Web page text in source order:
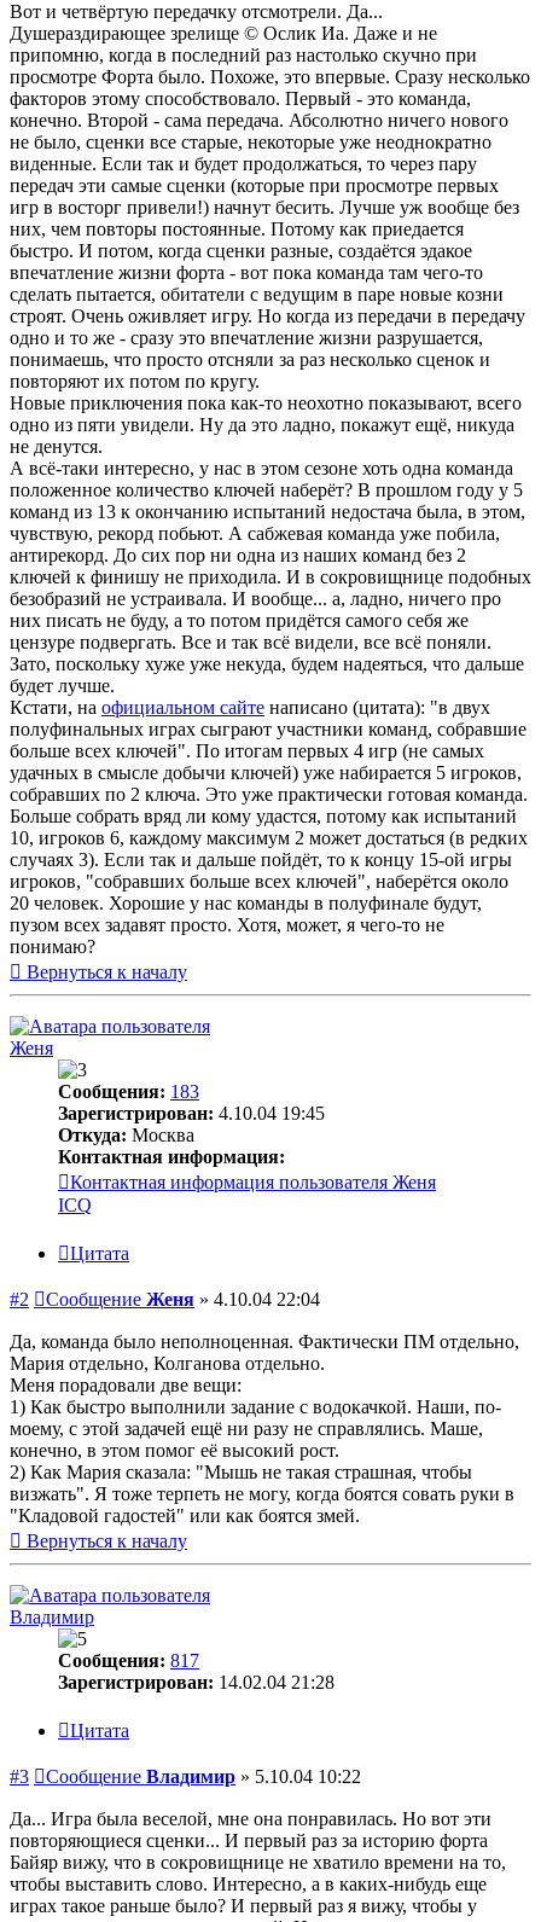
Вот и четвёртую передачку отсмотрели. Да...
Душераздирающее зрелище © Ослик Иа. Даже и не
припомню, когда в последний раз настолько скучно при
просмотре Форта было. Похоже, это впервые. Сразу несколько
факторов этому способствовало. Первый - это команда,
конечно. Второй - сама передача. Абсолютно ничего нового
не было, сценки все старые, некоторые уже неоднократно
виденные. Если так и будет продолжаться, то через пару
передач эти самые сценки (которые при просмотре первых
игр в восторг привели!) начнут бесить. Лучше уж вообще без
них, чем повторы постоянные. Потому как приедается
быстро. И потом, когда сценки разные, создаётся эдакое
впечатление жизни форта - вот пока команда там чего-то
сделать пытается, обитатели с ведущим в паре новые козни
строят. Очень оживляет игру. Но когда из передачи в передачу
одно и то же - сразу это впечатление жизни разрушается,
понимаешь, что просто отсняли за раз несколько сценок и
повторяют их потом по кругу.
Новые приключения пока как-то неохотно показывают, всего
одно из пяти увидели. Ну да это ладно, покажут ещё, никуда
не денутся.
А всё-таки интересно, у нас в этом сезоне хоть одна команда
положенное количество ключей наберёт? В прошлом году у 5
команд из 13 к окончанию испытаний недостача была, в этом,
чувствую, рекорд побьют. А сабжевая команда уже побила,
антирекорд. До сих пор ни одна из наших команд без 2
ключей к финишу не приходила. И в сокровищнице подобных
безобразий не устраивала. И вообще... а, ладно, ничего про
них писать не буду, а то потом придётся самого себя же
цензуре подвергать. Все и так всё видели, все всё поняли.
Зато, поскольку хуже уже некуда, будем надеяться, что дальше
будет лучше.
Кстати, на официальном сайте написано (цитата): "в двух
полуфинальных играх сыграют участники команд, собравшие
больше всех ключей". По итогам первых 4 игр (не самых
удачных в смысле добычи ключей) уже набирается 5 игроков,
собравших по 2 ключа. Это уже практически готовая команда.
Больше собрать вряд ли кому удастся, потому как испытаний
10, игроков 6, каждому максимум 2 может достаться (в редких
случаях 3). Если так и дальше пойдёт, то к концу 15-ой игры
игроков, "собравших больше всех ключей", наберётся около
20 человек. Хорошие у нас команды в полуфинале будут,
пузом всех задавят просто. Хотя, может, я чего-то не
понимаю?
Вернуться к началу
Женя
Сообщения: 183
Зарегистрирован: 4.10.04 19:45
Откуда: Москва
Контактная информация:
Контактная информация пользователя Женя
ICQ
Цитата
#2 Сообщение Женя » 4.10.04 22:04
Да, команда было неполноценная. Фактически ПМ отдельно,
Мария отдельно, Колганова отдельно.
Меня порадовали две вещи:
1) Как быстро выполнили задание с водокачкой. Наши, по-
моему, с этой задачей ещё ни разу не справлялись. Маше,
конечно, в этом помог её высокий рост.
2) Как Мария сказала: "Мышь не такая страшная, чтобы
визжать". Я тоже терпеть не могу, когда боятся совать руки в
"Кладовой гадостей" или как боятся змей.
Вернуться к началу
Владимир
Сообщения: 817
Зарегистрирован: 14.02.04 21:28
Цитата
#3 Сообщение Владимир » 5.10.04 10:22
Да... Игра была веселой, мне она понравилась. Но вот эти
повторяющиеся сценки... И первый раз за историю форта
Байяр вижу, что в сокровищнице не хватило времени на то,
чтобы выставить слово. Интересно, а в каких-нибудь еще
играх такое раньше было? И первый раз я вижу, чтобы у